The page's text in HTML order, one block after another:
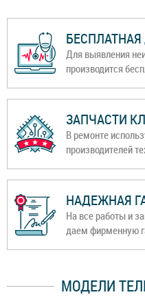
Для выявления
производится
ЗАПЧАСТИ
В ремонте
производителей
НАДЕЖНАЯ
На все работы и
даем фирменную
МОДЕЛИ